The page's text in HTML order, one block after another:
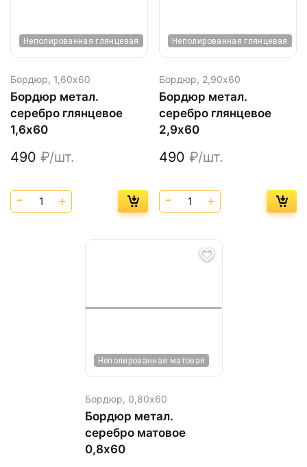
Неполированная глянцевая
Бордюр, 1,60х60
Бордюр метал.
серебро глянцевое
1,6х60
490 ₽/шт.
Неполированная глянцевая
Бордюр, 2,90х60
Бордюр метал.
серебро глянцевое
2,9х60
490 ₽/шт.
Неполированная матовая
Бордюр, 0,80х60
Бордюр метал.
серебро матовое
0,8х60